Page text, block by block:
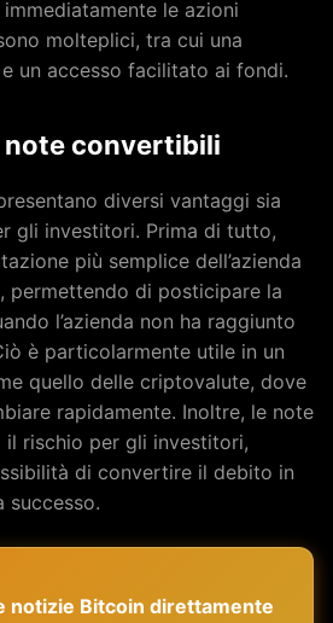
le azioni
molteplici, tra cui una
un accesso facilitato ai fondi.
note convertibili
diversi vantaggi sia
gli investitori. Prima di tutto,
più semplice dell’azienda
permettendo di posticipare la
l’azienda non ha raggiunto
è particolarmente utile in un
quello delle criptovalute, dove
rapidamente. Inoltre, le note
rischio per gli investitori,
di convertire il debito in
successo.
notizie Bitcoin direttamente